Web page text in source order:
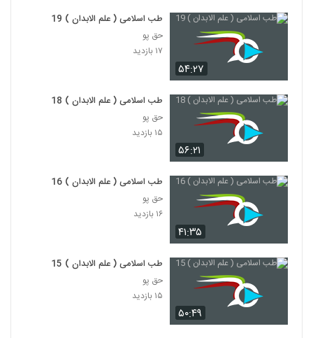
۵۴:۲۷
طب اسلامی ( علم الابدان ) 19
حق پو
۱۷ بازدید
۵۶:۲۱
طب اسلامی ( علم الابدان ) 18
حق پو
۱۵ بازدید
۴۱:۳۵
طب اسلامی ( علم الابدان ) 16
حق پو
۱۶ بازدید
۵۰:۴۹
طب اسلامی ( علم الابدان ) 15
حق پو
۱۵ بازدید